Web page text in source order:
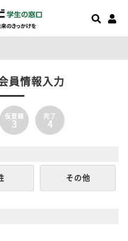
員情報入力
仮登録
3
完了
4
その他